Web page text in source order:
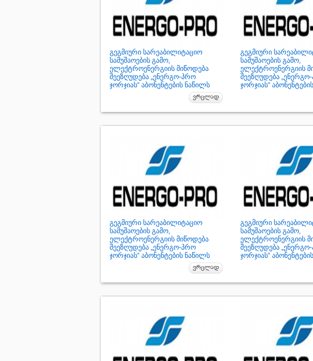
გეგმიური სარეაბილიტაციო
სამუშაოების გამო,
ელექტროენერგიის მიწოდება
შეეზღუდება „ენერგო-პრო
ჯორჯიას“ აბონენტების ნაწილს
გეგმიური
სამუშაოების გამო,
ელექტროენერგიის
შეეზღუდება
ჯორჯიას“
გეგმიური სარეაბილიტაციო
სამუშაოების გამო,
ელექტროენერგიის მიწოდება
შეეზღუდება „ენერგო-პრო
ჯორჯიას“ აბონენტების ნაწილს
გეგმიური
სამუშაოების გამო,
ელექტროენერგიის
შეეზღუდება
ჯორჯიას“